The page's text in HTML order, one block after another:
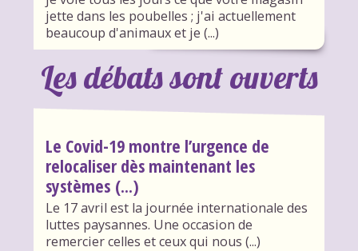
jette dans les poubelles ; j'ai actuellement
beaucoup d'animaux et je (...)
Les débats sont ouverts
Le Covid-19 montre l’urgence de
relocaliser dès maintenant les
systèmes (...)
Le 17 avril est la journée internationale des
luttes paysannes. Une occasion de
remercier celles et ceux qui nous (...)